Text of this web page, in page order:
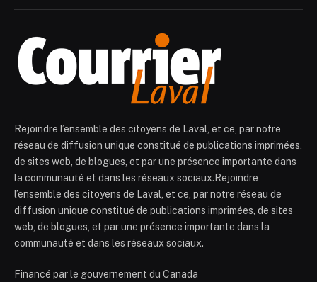
Rejoindre l’ensemble des citoyens de Laval, et ce, par notre
réseau de diffusion unique constitué de publications imprimées,
de sites web, de blogues, et par une présence importante dans
la communauté et dans les réseaux sociaux.Rejoindre
l’ensemble des citoyens de Laval, et ce, par notre réseau de
diffusion unique constitué de publications imprimées, de sites
web, de blogues, et par une présence importante dans la
communauté et dans les réseaux sociaux.
Financé par le gouvernement du Canada